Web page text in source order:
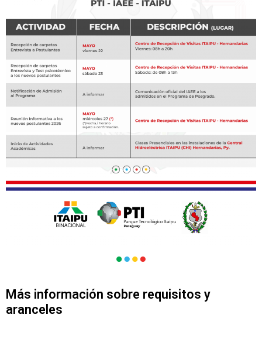
Más información sobre requisitos y
aranceles